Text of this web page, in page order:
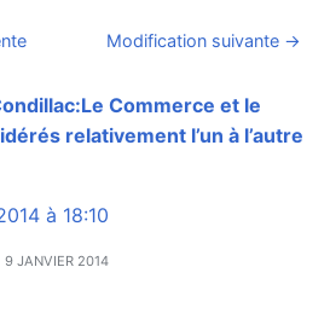
Modification suivante →
Commerce et le
relativement l’un à l’autre
à 18:10
9 JANVIER 2014